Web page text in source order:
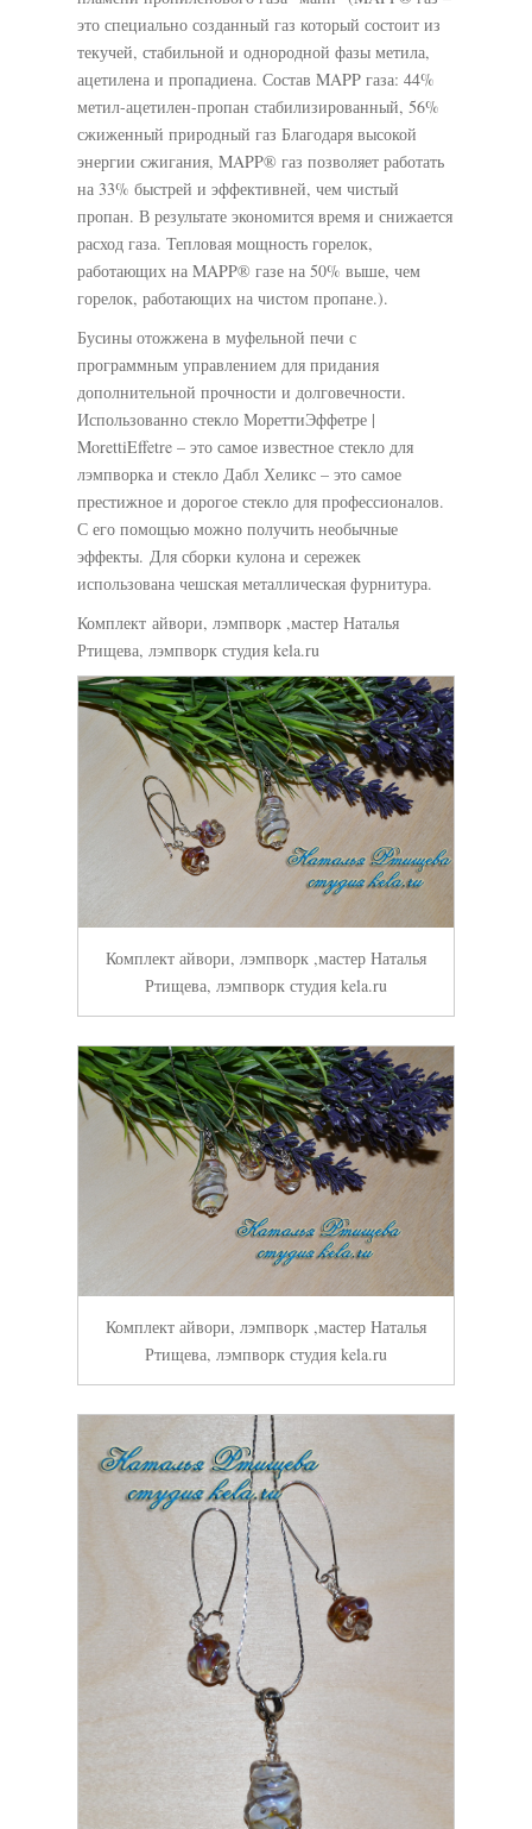
это специально созданный газ который состоит из
текучей, стабильной и однородной фазы метила,
ацетилена и пропадиена. Состав MAPP газа: 44%
метил-ацетилен-пропан стабилизированный, 56%
сжиженный природный газ Благодаря высокой
энергии сжигания, MAPP® газ позволяет работать
на 33% быстрей и эффективней, чем чистый
пропан. В результате экономится время и снижается
расход газа. Тепловая мощность горелок,
работающих на MAPP® газе на 50% выше, чем
горелок, работающих на чистом пропане.).
Бусины отожжена в муфельной печи с
программным управлением для придания
дополнительной прочности и долговечности.
Использованно стекло МореттиЭффетре |
MorettiEffetre – это самое известное стекло для
лэмпворка и стекло Дабл Хеликс – это самое
престижное и дорогое стекло для профессионалов.
С его помощью можно получить необычные
эффекты. Для сборки кулона и сережек
использована чешская металлическая фурнитура.
Комплект айвори, лэмпворк ,мастер Наталья
Ртищева, лэмпворк студия kela.ru
Комплект айвори, лэмпворк ,мастер Наталья
Ртищева, лэмпворк студия kela.ru
Комплект айвори, лэмпворк ,мастер Наталья
Ртищева, лэмпворк студия kela.ru